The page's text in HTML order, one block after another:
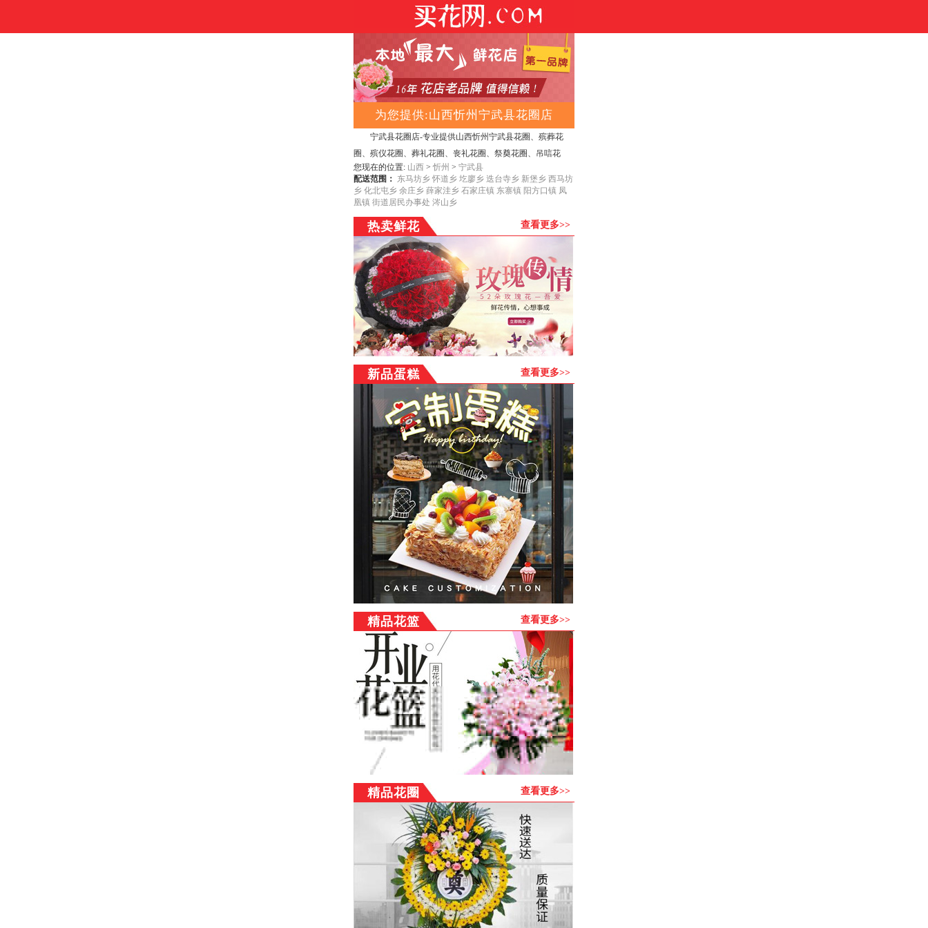
为您提供:山西忻州宁武县花圈店
宁武县花圈店-专业提供山西忻州宁武县花圈、殡葬花
圈、殡仪花圈、葬礼花圈、丧礼花圈、祭奠花圈、吊唁花
圈、丧事花圈、白事花圈、哀思花圈、公祭花圈。网上订购
花圈让远在异地的亲友突破时空的阻隔去缅怀、祭奠已故亲
朋好友，让他们在通往天路的旅程一路走好!山西忻州宁武县
花圈店主要提供24小时网上订购花圈，是专业经营订花圈等
各类殡葬用品的电子商务网站。在山西忻州宁武县花圈店订
花圈，真正实现了全国零距离，千里真情瞬间传递！
花圈店服务项目：提供网上订花送花、鲜花、蛋糕、花篮、
花圈、果篮，公仔，巧克力，绿植，会议用花，展会用花，
节日用花等订购，您只要通过网上下好订单，我们会安排宁
武县附近连锁花店及时送出，并由总部提供售后服务。为保
证客户的利益，所有的商品订购流程均在本网站统一完成，
多谢！
配送范围:订货流程：
浏览商品→点击购买→注册或直接购买→填写订单→选择支
付方式--成功提交→配送店按您要求送货上门
注意事项：
1、宁武县市区可以做到最快3小时送货上门（郊区需另外加
收运费），但请尽量提前24小时订货，以保证我们有充分的
时间安排送货。
2、正常配送时间为：8：30—21：00（乡镇晚上不配送），
17：00以后订购的商品系统会转到第二天安排！
3、每张订单的确认、配送和收货人签收状况，送货人可在每
个环节查询自己的订花状态。
4、宁武县市区免费送货上门，宁武县乡镇需加收路费（30-
80元）部分乡镇及郊县仍无法送达，订购之前提跟客服联系
您现在的位置: 山西 > 忻州 > 宁武县
配送范围： 东马坊乡 怀道乡 圪廖乡 迭台寺乡 新堡乡 西马坊
乡 化北屯乡 余庄乡 薛家洼乡 石家庄镇 东寨镇 阳方口镇 凤
凰镇 街道居民办事处 涔山乡
热卖鲜花 查看更多>>
新品蛋糕 查看更多>>
精品花篮 查看更多>>
精品花圈 查看更多>>